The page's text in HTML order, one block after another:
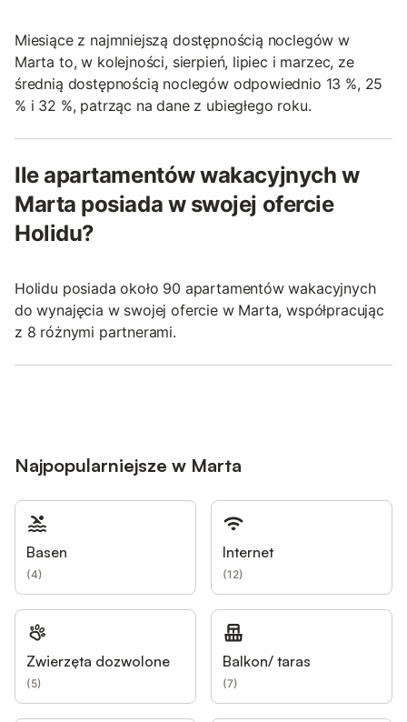
Miesiące z najmniejszą dostępnością noclegów w
Marta to, w kolejności, sierpień, lipiec i marzec, ze
średnią dostępnością noclegów odpowiednio 13 %, 25
% i 32 %, patrząc na dane z ubiegłego roku.
Ile apartamentów wakacyjnych w
Marta posiada w swojej ofercie
Holidu?
Holidu posiada około 90 apartamentów wakacyjnych
do wynajęcia w swojej ofercie w Marta, współpracując
z 8 różnymi partnerami.
Najpopularniejsze w Marta
Basen
(4)
Internet
(12)
Zwierzęta dozwolone
(5)
Balkon/ taras
(7)